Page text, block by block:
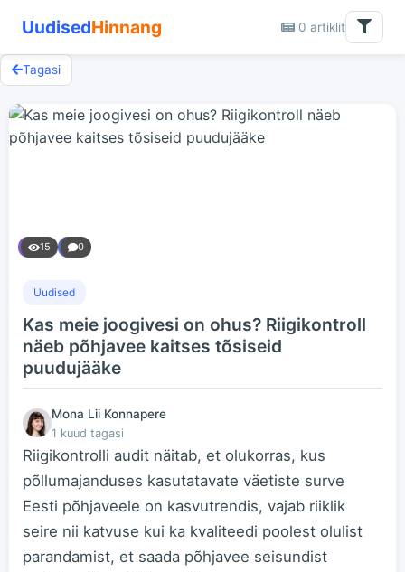
UudisedHinnang 0 artiklit
Tagasi
15 0
Uudised
Kas meie joogivesi on ohus? Riigikontroll
näeb põhjavee kaitses tõsiseid
puudujääke
Mona Lii Konnapere
1 kuud tagasi
Riigikontrolli audit näitab, et olukorras, kus
põllumajanduses kasutatavate väetiste surve
Eesti põhjaveele on kasvutrendis, vajab riiklik
seire nii katvuse kui ka kvaliteedi poolest olulist
parandamist, et saada põhjavee seisundist